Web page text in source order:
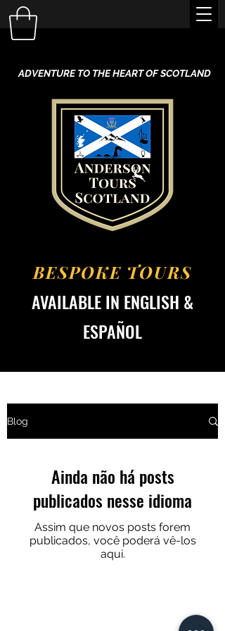
ADVENTURE TO THE HEART OF SCOTLAND
BESPOKE TOURS
AVAILABLE IN ENGLISH &
ESPAÑOL
&ESPAÑOL
Blog
Ainda não há posts
publicados nesse idioma
Assim que novos posts forem
publicados, você poderá vê-los
aqui.